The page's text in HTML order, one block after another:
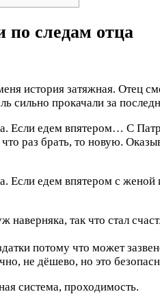
по следам отца
история затяжная. Отец
сильно прокачали за
Если едем впятером… С
раз брать, то новую.
Если едем впятером с
так что стал
потому что может
не дёшево, но это
система, проходимость.